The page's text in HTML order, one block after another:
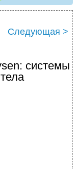
Следующая >
системы